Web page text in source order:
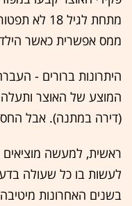
מתחת לגיל
ממס אפשרית כאשר הילדים
היתרונות ברורים -
(דירה במתנה). אבל
ראשית, למעשה מוציאים
לעשות בו כל שעולה
בשנים האחרונות